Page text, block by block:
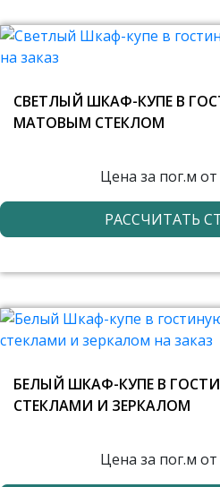
СВЕТЛЫЙ ШКАФ-КУПЕ В
МАТОВЫМ СТЕКЛОМ
Цена за пог.м от
РАССЧИТАТЬ
БЕЛЫЙ ШКАФ-КУПЕ В
СТЕКЛАМИ И ЗЕРКАЛОМ
Цена за пог.м от